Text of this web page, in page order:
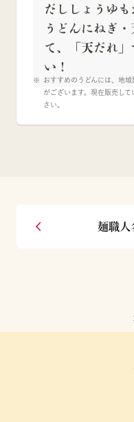
だししょうゆ
うどんにねぎ
て、「天だれ
い！
おすすめのうどんには、地
がございます。現在販売し
さい。
麺職人